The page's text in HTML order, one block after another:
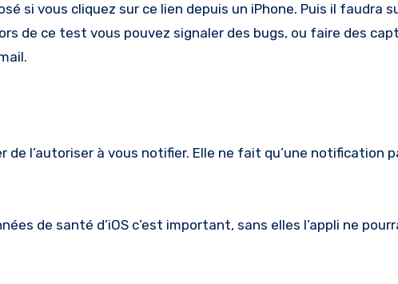
si vous cliquez sur ce lien depuis un iPhone. Puis il faudra
de ce test vous pouvez signaler des bugs, ou faire des
de l’autoriser à vous notifier. Elle ne fait qu’une notification
de santé d’iOS c’est important, sans elles l’appli ne